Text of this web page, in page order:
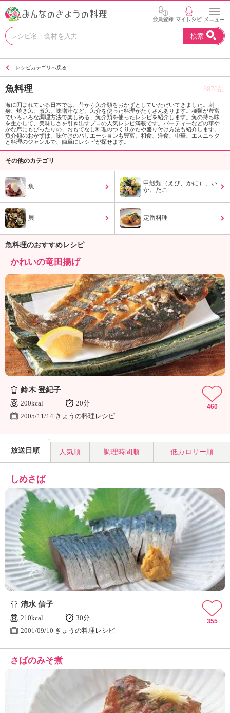
お
い
を
見
つ
け
よ
H
デ
ョ
ナ
ル
「
み
ん
な
の
き
ょ
理
検索
レシピカテゴリへ戻る
魚料理 3870品
海に囲まれている日本では、昔から魚介類をおかずとしていただいてきました。刺
身、焼き魚、煮魚、味噌汁など、魚介を使った料理がたくさんあります。種類が豊富
でいろいろな調理方法で楽しめる、魚介類を使ったレシピを紹介します。魚の持ち味
を生かして、美味しさを引き出すプロの人気レシピ満載です。パーティーなどの華や
かな席にもぴったりの、おもてなし料理のつくりかたや盛り付け方法も紹介します。
魚介類のおかずは、味付けのバリエーションも豊富。和食、洋食、中華、エスニック
と料理のジャンルで、簡単にレシピが探せます。
その他のカテゴリ
魚
甲殻類（えび、かに）、い
か、たこ
貝 定番料理
魚料理のおすすめレシピ
かれいの竜田揚げ
鈴木 登紀子
200kcal
20分
2005/11/14 きょうの料理レシピ
460
放送日順 人気順 調理時間順 低カロリー順
しめさば
清水 信子
210kcal
30分
2001/09/10 きょうの料理レシピ
355
さばのみそ煮